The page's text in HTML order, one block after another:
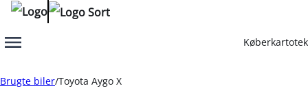
Køberkartotek
Menu
Book prøvetur
Brugte biler Toyota Aygo X